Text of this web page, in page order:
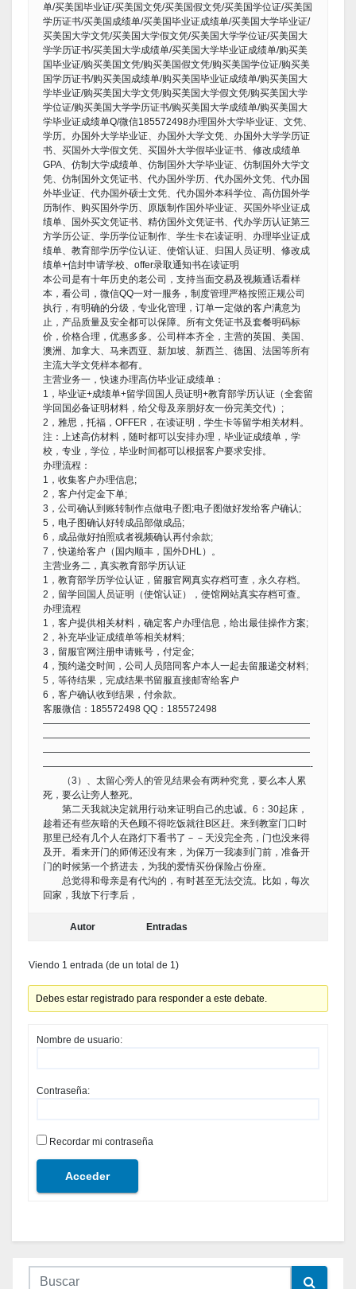
单/买美国毕业证/买美国文凭/买美国假文凭/买美国学位证/买美国
学历证书/买美国成绩单/买美国毕业证成绩单/买美国大学毕业证/
买美国大学文凭/买美国大学假文凭/买美国大学学位证/买美国大
学学历证书/买美国大学成绩单/买美国大学毕业证成绩单/购买美
国毕业证/购买美国文凭/购买美国假文凭/购买美国学位证/购买美
国学历证书/购买美国成绩单/购买美国毕业证成绩单/购买美国大
学毕业证/购买美国大学文凭/购买美国大学假文凭/购买美国大学
学位证/购买美国大学学历证书/购买美国大学成绩单/购买美国大
学毕业证成绩单Q/微信185572498办理国外大学毕业证、文凭、
学历。办国外大学毕业证、办国外大学文凭、办国外大学学历证
书、买国外大学假文凭、买国外大学假毕业证书、修改成绩单
GPA、仿制大学成绩单、仿制国外大学毕业证、仿制国外大学文
凭、仿制国外文凭证书、代办国外学历、代办国外文凭、代办国
外毕业证、代办国外硕士文凭、代办国外本科学位、高仿国外学
历制作、购买国外学历、原版制作国外毕业证、买国外毕业证成
绩单、国外买文凭证书、精仿国外文凭证书、代办学历认证第三
方学历公证、学历学位证制作、学生卡在读证明、办理毕业证成
绩单、教育部学历学位认证、使馆认证、归国人员证明、修改成
绩单+信封申请学校、offer录取通知书在读证明
本公司是有十年历史的老公司，支持当面交易及视频通话看样
本，看公司，微信QQ一对一服务，制度管理严格按照正规公司
执行，有明确的分级，专业化管理，订单一定做的客户满意为
止，产品质量及安全都可以保障。所有文凭证书及套餐明码标
价，价格合理，优惠多多。公司样本齐全，主营的英国、美国、
澳洲、加拿大、马来西亚、新加坡、新西兰、德国、法国等所有
主流大学文凭样本都有。
主营业务一，快速办理高仿毕业证成绩单：
1，毕业证+成绩单+留学回国人员证明+教育部学历认证（全套留
学回国必备证明材料，给父母及亲朋好友一份完美交代）;
2，雅思，托福，OFFER，在读证明，学生卡等留学相关材料。
注：上述高仿材料，随时都可以安排办理，毕业证成绩单，学
校，专业，学位，毕业时间都可以根据客户要求安排。
办理流程：
1，收集客户办理信息;
2，客户付定金下单;
3，公司确认到账转制作点做电子图;电子图做好发给客户确认;
5，电子图确认好转成品部做成品;
6，成品做好拍照或者视频确认再付余款;
7，快递给客户（国内顺丰，国外DHL）。
主营业务二，真实教育部学历认证
1，教育部学历学位认证，留服官网真实存档可查，永久存档。
2，留学回国人员证明（使馆认证），使馆网站真实存档可查。
办理流程
1，客户提供相关材料，确定客户办理信息，给出最佳操作方案;
2，补充毕业证成绩单等相关材料;
3，留服官网注册申请账号，付定金;
4，预约递交时间，公司人员陪同客户本人一起去留服递交材料;
5，等待结果，完成结果书留服直接邮寄给客户
6，客户确认收到结果，付余款。
客服微信：185572498 QQ：185572498
————————————————————————————
————————————————————————————
————————————————————————————
————————————————————————————-
（3）、太留心旁人的管见结果会有两种究竟，要么本人累
死，要么让旁人整死。
第二天我就决定就用行动来证明自己的忠诚。6：30起床，
趁着还有些灰暗的天色顾不得吃饭就往B区赶。来到教室门口时
那里已经有几个人在路灯下看书了－－天没完全亮，门也没来得
及开。看来开门的师傅还没有来，为保万一我凑到门前，准备开
门的时候第一个挤进去，为我的爱情买份保险占份座。
总觉得和母亲是有代沟的，有时甚至无法交流。比如，每次
回家，我放下行李后，
Autor Entradas
Viendo 1 entrada (de un total de 1)
Debes estar registrado para responder a este debate.
Nombre de usuario:
Contraseña:
Recordar mi contraseña
Acceder